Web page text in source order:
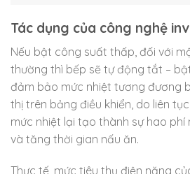
Tác dụng của công nghệ
Nếu bật công suất thấp, đối với
thường thì bếp sẽ tự động tắt –
đảm bảo mức nhiệt tương đương
thị trên bảng điều khiển, do liên
mức nhiệt lại tạo thành sự hao phí
và tăng thời gian nấu ăn.
Thực tế, mức tiêu thụ điện năng